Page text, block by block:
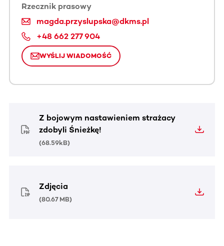
Rzecznik prasowy
magda.przyslupska@dkms.pl
+48 662 277 904
WYŚLIJ WIADOMOŚĆ
Z bojowym nastawieniem strażacy
zdobyli Śnieżkę!
(68.59kB)
Zdjęcia
(80.67 MB)